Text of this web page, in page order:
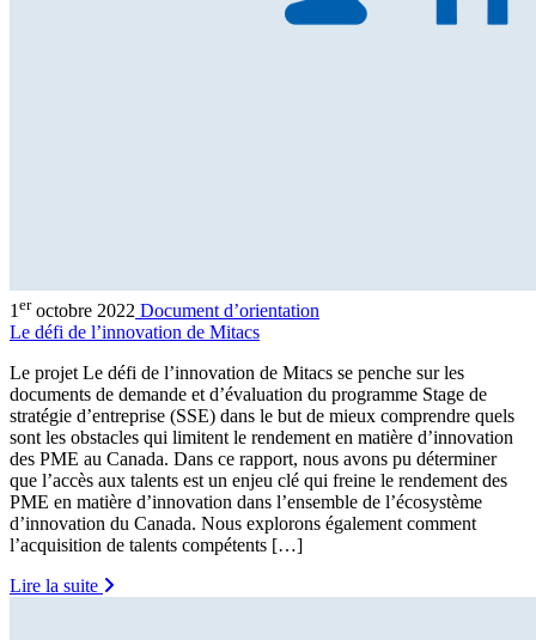
1 eroctobre 2022 Document d’orientation
Le défi de l’innovation de Mitacs
Le projet Le défi de l’innovation de Mitacs se penche sur les
documents de demande et d’évaluation du programme Stage de
stratégie d’entreprise (SSE) dans le but de mieux comprendre quels
sont les obstacles qui limitent le rendement en matière d’innovation
des PME au Canada. Dans ce rapport, nous avons pu déterminer
que l’accès aux talents est un enjeu clé qui freine le rendement des
PME en matière d’innovation dans l’ensemble de l’écosystème
d’innovation du Canada. Nous explorons également comment
l’acquisition de talents compétents […]
Lire la suite